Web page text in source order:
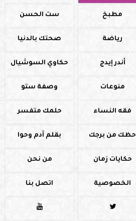
مطبخ ست الحسن
رياضة صحتك بالدنيا
أندر إيدج حكاوي السوشيال
منوعات وصفة ستو
فقه النساء حلمك متفسر
حظك من برجك بقلم آدم وحوا
حكايات زمان من نحن
الخصوصية اتصل بنا

